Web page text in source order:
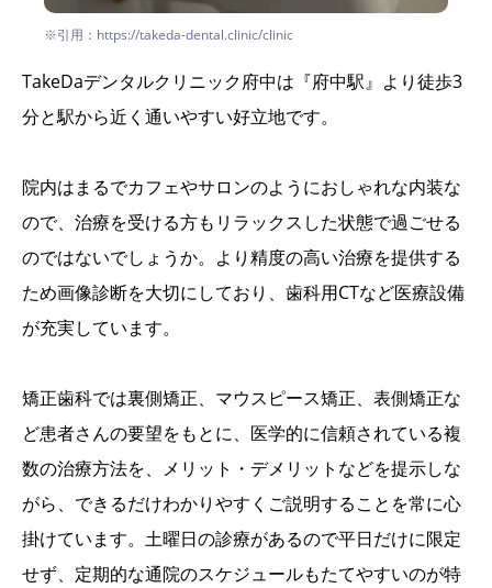
※引用：https://takeda-dental.clinic/clinic
TakeDaデンタルクリニック府中は『府中駅』より徒歩3
分と駅から近く通いやすい好立地です。
院内はまるでカフェやサロンのようにおしゃれな内装な
ので、治療を受ける方もリラックスした状態で過ごせる
のではないでしょうか。より精度の高い治療を提供する
ため画像診断を大切にしており、歯科用CTなど医療設備
が充実しています。
矯正歯科では裏側矯正、マウスピース矯正、表側矯正な
ど患者さんの要望をもとに、医学的に信頼されている複
数の治療方法を、メリット・デメリットなどを提示しな
がら、できるだけわかりやすくご説明することを常に心
掛けています。土曜日の診療があるので平日だけに限定
せず、定期的な通院のスケジュールもたてやすいのが特